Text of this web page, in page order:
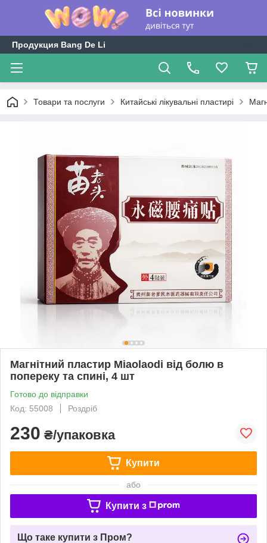
Продукция Bang De Li
Товари та послуги Китайські лікувальні пластирі
Магнітний пластир Miaolaodi від болю в
попереку та спині, 4 шт
Готово до відправки
Код: 55008
Роздріб
230 ₴/упаковка
Купити
або
Купити з
Що таке купити з Пром?